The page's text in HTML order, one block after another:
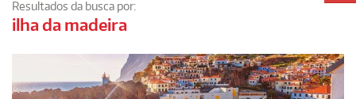
Resultados da busca por:
ilha da madeira